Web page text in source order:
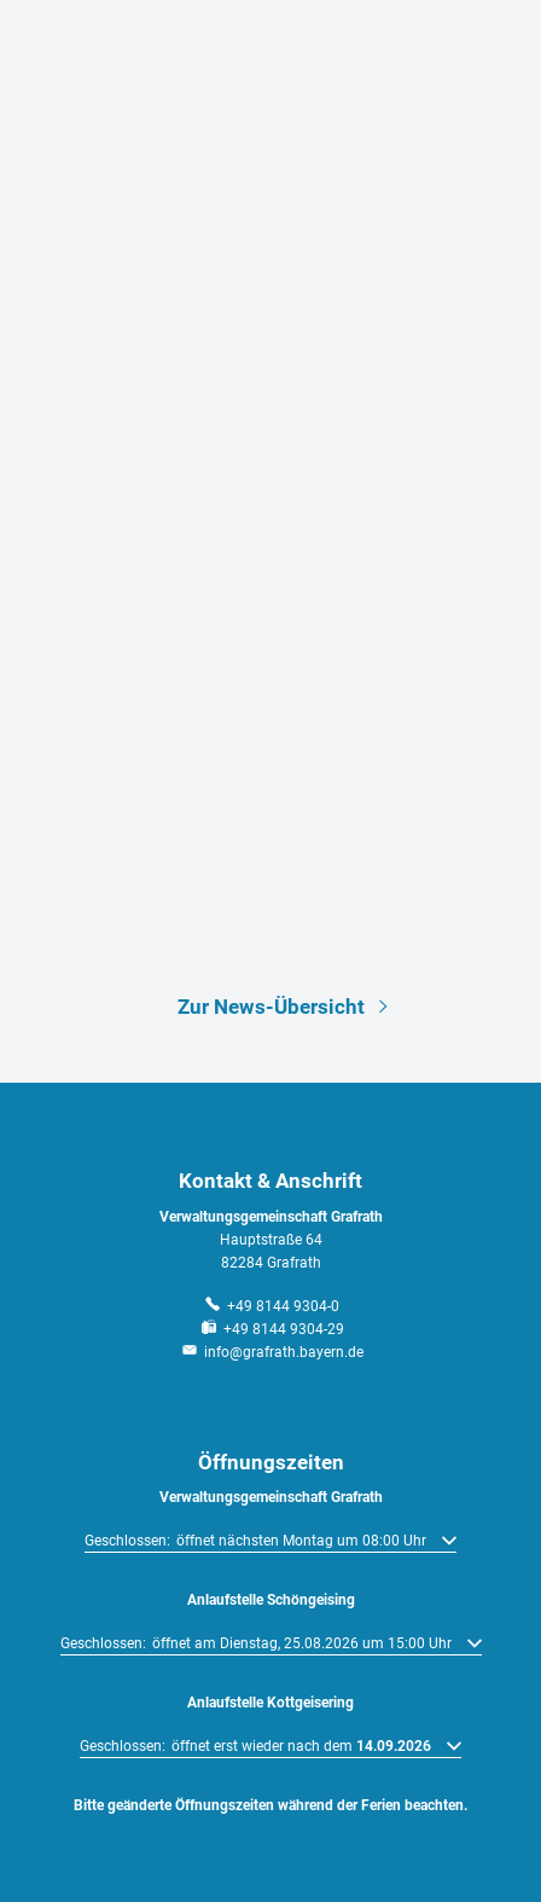
Zur News-Übersicht
Kontakt & Anschrift
Verwaltungsgemeinschaft Grafrath
Hauptstraße 64
82284 Grafrath
+49 8144 9304-0
+49 8144 9304-29
info@grafrath.bayern.de
Öffnungszeiten
Verwaltungsgemeinschaft Grafrath
Klicken, um weitere Öffnungs- oder Schließzeiten auszublenden
Geschlossen: öffnet nächsten Montag um 08:00 Uhr
Anlaufstelle Schöngeising
Klicken, um weitere Öffnungs- oder Schließzeiten auszublenden
Geschlossen: öffnet am Dienstag, 25.08.2026 um 15:00 Uhr
Anlaufstelle Kottgeisering
Klicken, um weitere Öffnungs- oder Schließzeiten auszublenden
Geschlossen: öffnet erst wieder nach dem 14.09.2026
Bitte geänderte Öffnungszeiten während der Ferien beachten.